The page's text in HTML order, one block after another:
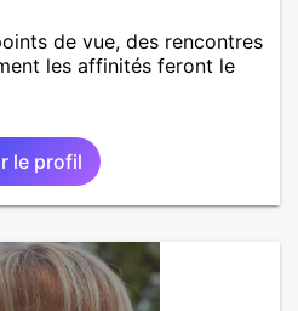
de vue, des rencontres
les affinités feront le
le profil